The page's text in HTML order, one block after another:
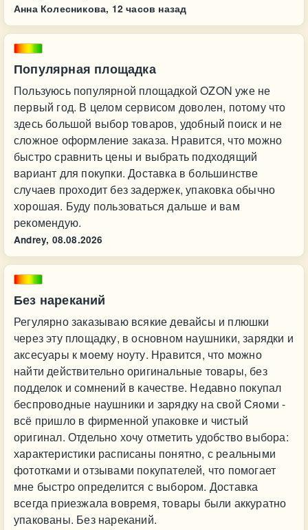
Анна Колесникова, 12 часов назад
Популярная площадка
Пользуюсь популярной площадкой OZON уже не
первый год. В целом сервисом доволен, потому что
здесь большой выбор товаров, удобный поиск и не
сложное оформление заказа. Нравится, что можно
быстро сравнить цены и выбрать подходящий
вариант для покупки. Доставка в большинстве
случаев проходит без задержек, упаковка обычно
хорошая. Буду пользоваться дальше и вам
рекомендую.
Andrey, 08.08.2026
Без нареканий
Регулярно заказываю всякие девайсы и плюшки
через эту площадку, в основном наушники, зарядки и
аксесуары к моему ноуту. Нравится, что можно
найти действительно оригинальные товары, без
подделок и сомнений в качестве. Недавно покупал
беспроводные наушники и зарядку на свой Сяоми -
всё пришло в фирменной упаковке и чистый
оригинал. Отдельно хочу отметить удобство выбора:
характеристики расписаны понятно, с реальными
фототками и отзывами покупателей, что помогает
мне быстро определится с выбором. Доставка
всегда приезжала вовремя, товары были аккуратно
упакованы. Без нареканий.